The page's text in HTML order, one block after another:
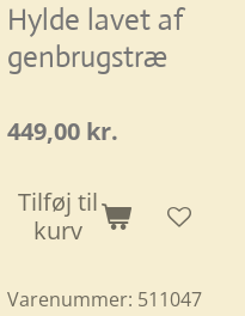
Hylde lavet af
genbrugstræ
449,00 kr.
Tilføj til
kurv
Varenummer: 511047